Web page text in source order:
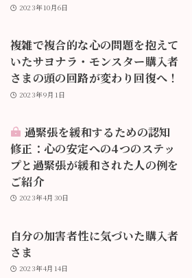
2023年10月6日
複雑で複合的な心の問題を抱えて
いたサヨナラ・モンスター購入者
さまの頭の回路が変わり回復へ！
2023年9月1日
過緊張を緩和するための認知
修正：心の安定への4つのステッ
プと過緊張が緩和された人の例を
ご紹介
2023年4月30日
自分の加害者性に気づいた購入者
さま
2023年4月14日